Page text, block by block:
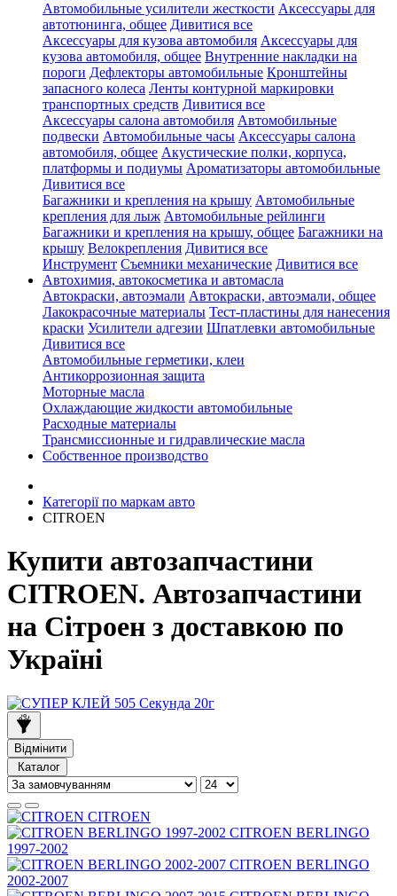
Автомобильные усилители жесткости Аксессуары для
автотюнинга, общее Дивитися все
Аксессуары для кузова автомобиля Аксессуары для
кузова автомобиля, общее Внутренние накладки на
пороги Дефлекторы автомобильные Кронштейны
запасного колеса Ленты контурной маркировки
транспортных средств Дивитися все
Аксессуары салона автомобиля Автомобильные
подвески Автомобильные часы Аксессуары салона
автомобиля, общее Акустические полки, корпуса,
платформы и подиумы Ароматизаторы автомобильные
Дивитися все
Багажники и крепления на крышу Автомобильные
крепления для лыж Автомобильные рейлинги
Багажники и крепления на крышу, общее Багажники на
крышу Велокрепления Дивитися все
Инструмент Съемники механические Дивитися все
Автохимия, автокосметика и автомасла
Автокраски, автоэмали Автокраски, автоэмали, общее
Лакокрасочные материалы Тест-пластины для нанесения
краски Усилители адгезии Шпатлевки автомобильные
Дивитися все
Автомобильные герметики, клеи
Антикоррозионная защита
Моторные масла
Охлаждающие жидкости автомобильные
Расходные материалы
Трансмиссионные и гидравлические масла
Собственное производство
Категорії по маркам авто
CITROEN
Купити автозапчастини
CITROEN. Автозапчастини
на Сітроен з доставкою по
Україні
Відмінити
Каталог
CITROEN
CITROEN BERLINGO
1997-2002
CITROEN BERLINGO
2002-2007